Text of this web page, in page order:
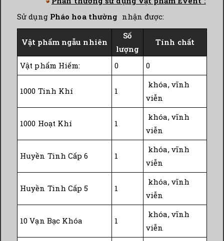
Sử dụng Pháo hoa thường nhận được:
Vật phẩm ngẫu nhiên
Số
lượng
Tính chất
Vật phẩm Hiếm: 0 0
1000 Tinh Khí 1
khóa, vĩnh
viễn
1000 Hoạt Khí 1
khóa, vĩnh
viễn
Huyền Tinh Cấp 6 1
khóa, vĩnh
viễn
Huyền Tinh Cấp 5 1
khóa, vĩnh
viễn
10 Vạn Bạc Khóa 1
khóa, vĩnh
viễn